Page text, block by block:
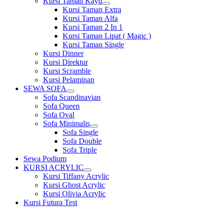
Show
sub
menu
Kursi Taman Extra
Kursi Taman Alfa
Kursi Taman 2 In 1
Kursi Taman Lipat ( Magic )
Kursi Taman Single
Kursi Dinner
Kursi Direktur
Kursi Scramble
Kursi Pelaminan
SEWA SOFA
Show
sub
menu
Sofa Scandinavian
Sofa Queen
Sofa Oval
Sofa Minimalis
Show
sub
menu
Sofa Single
Sofa Double
Sofa Triple
Sewa Podium
KURSI ACRYLIC
Show
sub
menu
Kursi Tiffany Acrylic
Kursi Ghost Acrylic
Kursi Olivia Acrylic
Kursi Futura Test